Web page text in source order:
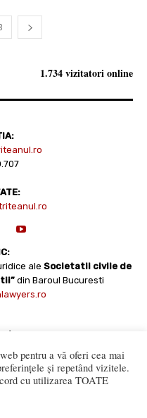
1.734 vizitatori online
ale Societatii civile de
din Baroul Bucuresti
pentru a vă oferi cea mai
și repetând vizitele.
cu utilizarea TOATE